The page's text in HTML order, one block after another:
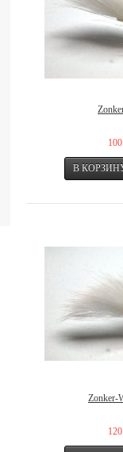
Zonker-